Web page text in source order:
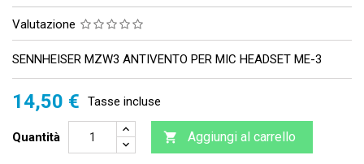
Valutazione
SENNHEISER MZW3 ANTIVENTO PER MIC HEADSET ME-3
14,50 € Tasse incluse
Quantità  Aggiungi al carrello